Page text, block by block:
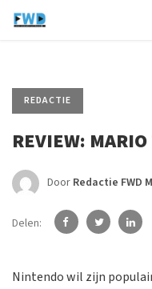
REDACTIE
REVIEW:
Door Redactie FWD
Delen:
Nintendo wil zijn